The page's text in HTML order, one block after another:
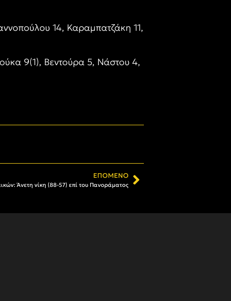
14, Καραμπατζάκη 11,
9(1), Βεντούρα 5, Νάστου 4,
ΕΠΌΜΕΝΟ
Άνετη νίκη (88-57) επί του Πανοράματος